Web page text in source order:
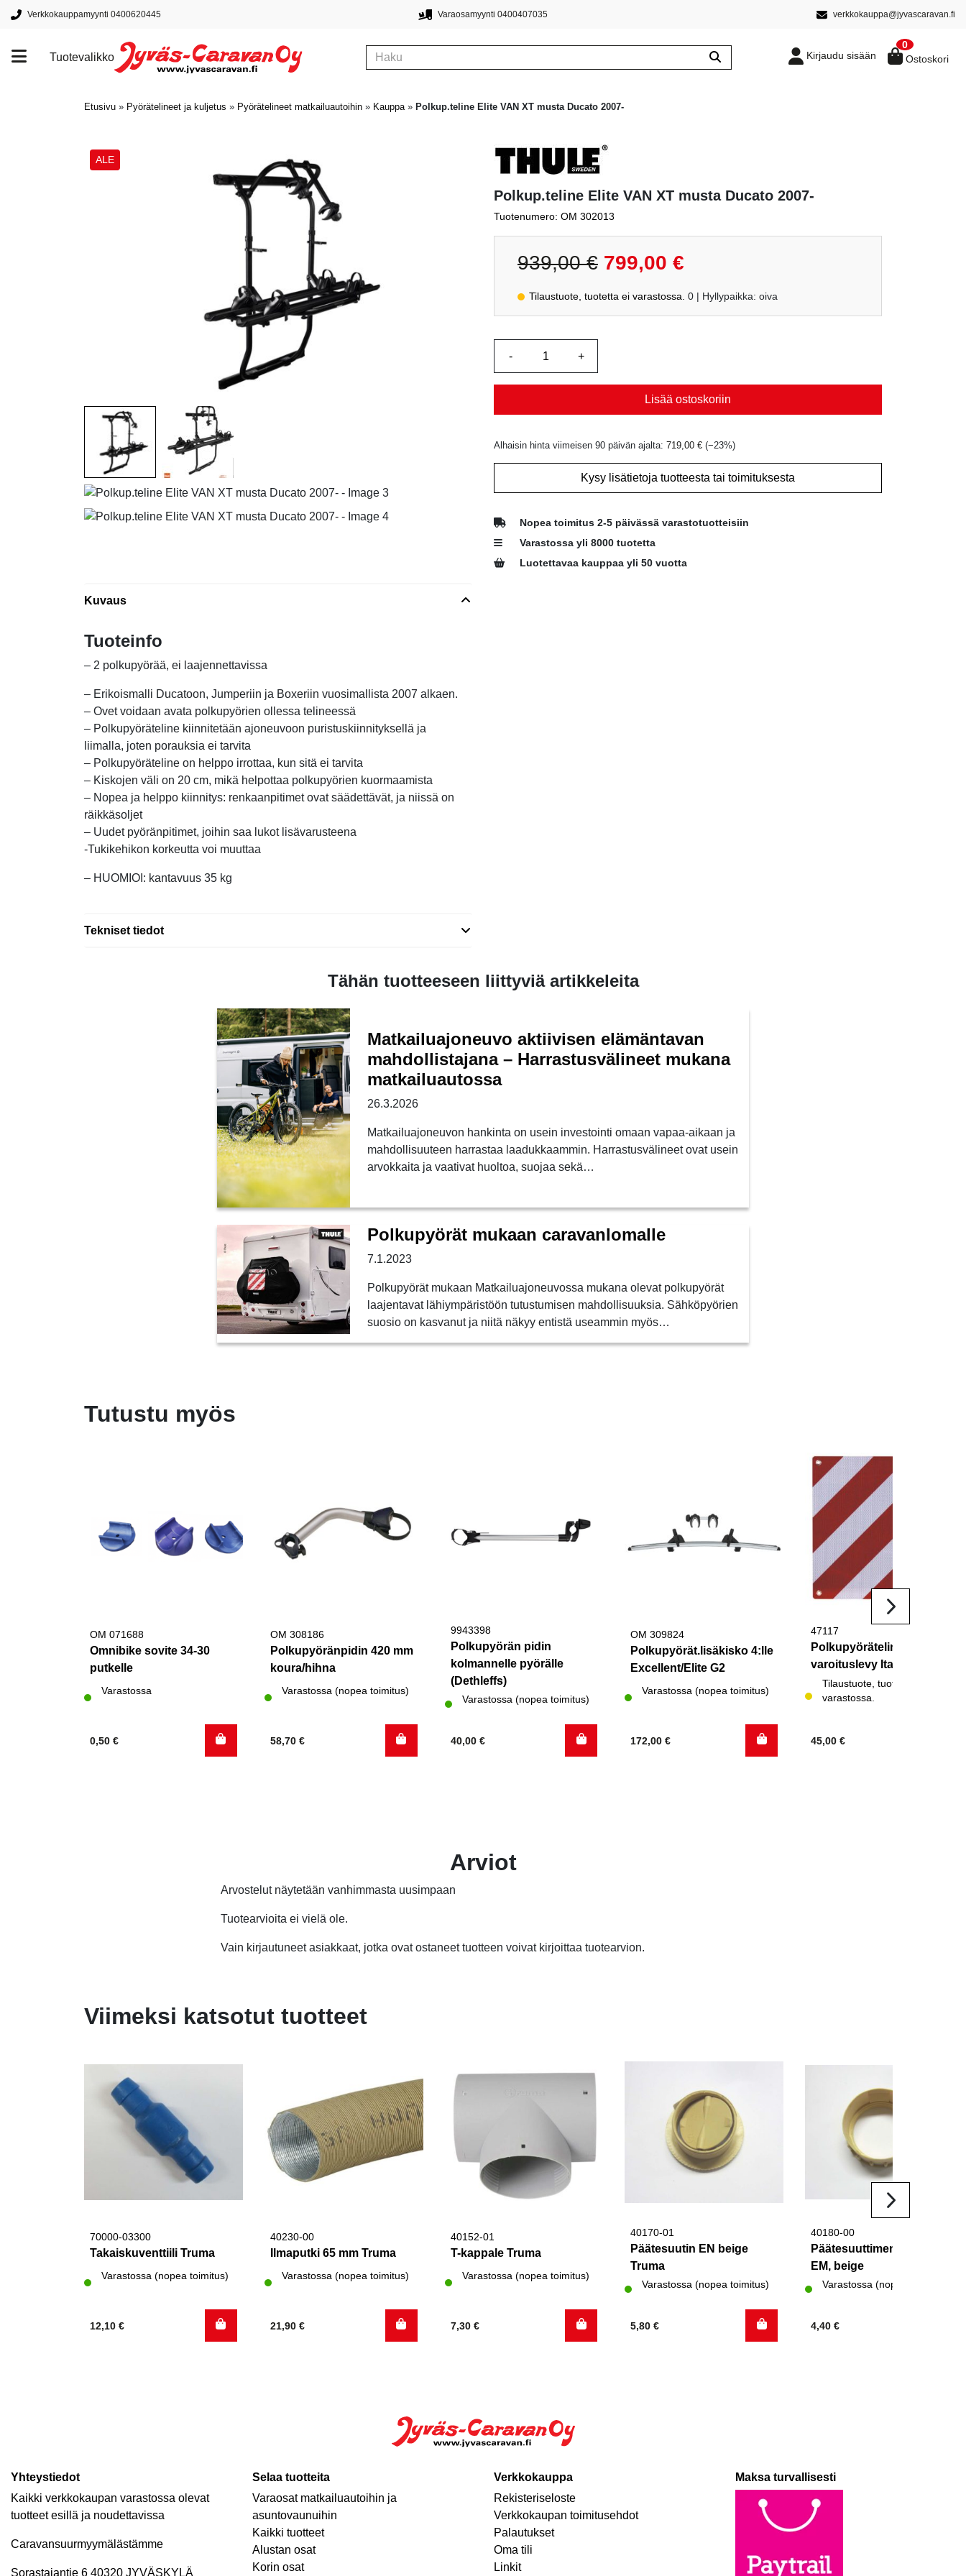
Verkkokauppamyynti 0400620445 Varaosamyynti 0400407035 verkkokauppa@jyvascaravan.fi
Tuotevalikko Kirjaudu sisään
0
Ostoskori
Etusivu » Pyörätelineet ja kuljetus » Pyörätelineet matkailuautoihin » Kauppa» Polkup.teline Elite VAN XT musta Ducato 2007-
ALE
Kuvaus
Tuoteinfo
– 2 polkupyörää, ei laajennettavissa
– Erikoismalli Ducatoon, Jumperiin ja Boxeriin vuosimallista 2007 alkaen.
– Ovet voidaan avata polkupyörien ollessa telineessä
– Polkupyöräteline kiinnitetään ajoneuvoon puristuskiinnityksellä ja
liimalla, joten porauksia ei tarvita
– Polkupyöräteline on helppo irrottaa, kun sitä ei tarvita
– Kiskojen väli on 20 cm, mikä helpottaa polkupyörien kuormaamista
– Nopea ja helppo kiinnitys: renkaanpitimet ovat säädettävät, ja niissä on
räikkäsoljet
– Uudet pyöränpitimet, joihin saa lukot lisävarusteena
-Tukikehikon korkeutta voi muuttaa
– HUOMIOI: kantavuus 35 kg
Tekniset tiedot
Polkup.teline Elite VAN XT musta Ducato 2007-
Tuotenumero: OM 302013
939,00€ Alkuperäinen
hinta
799,00 €
on:
Tilaustuote, tuotetta ei varastossa. 0 | Hyllypaikka: oiva
Lisää ostoskoriin
Alhaisin hinta viimeisen 90 päivän ajalta: 719,00 € (−23%)
Kysy lisätietoja tuotteesta tai toimituksesta
Nopea toimitus 2-5 päivässä varastotuotteisiin
Varastossa yli 8000 tuotetta
Luotettavaa kauppaa yli 50 vuotta
Tähän tuotteeseen liittyviä artikkeleita
Matkailuajoneuvo aktiivisen elämäntavan
mahdollistajana – Harrastusvälineet mukana
matkailuautossa
26.3.2026
Matkailuajoneuvon hankinta on usein investointi omaan vapaa-aikaan ja
mahdollisuuteen harrastaa laadukkaammin. Harrastusvälineet ovat usein
arvokkaita ja vaativat huoltoa, suojaa sekä…
Polkupyörät mukaan caravanlomalle
7.1.2023
Polkupyörät mukaan Matkailuajoneuvossa mukana olevat polkupyörät
laajentavat lähiympäristöön tutustumisen mahdollisuuksia. Sähköpyörien
suosio on kasvanut ja niitä näkyy entistä useammin myös…
Tutustu myös
OM 071688
Omnibike sovite 34-30
putkelle
Varastossa
0,50 €
OM 308186
Polkupyöränpidin 420 mm
koura/hihna
Varastossa (nopea toimitus)
58,70 €
9943398
Polkupyörän pidin
kolmannelle pyörälle
(Dethleffs)
Varastossa (nopea toimitus)
40,00 €
OM 309824
Polkupyörät.lisäkisko 4:lle
Excellent/Elite G2
Varastossa (nopea toimitus)
172,00€
47117
Polkupyörätelineen
varoituslevy Italia
Tilaustuote, tuotetta ei
varastossa.
45,00€
Arviot
Arvostelut näytetään vanhimmasta uusimpaan
Tuotearvioita ei vielä ole.
Vain kirjautuneet asiakkaat, jotka ovat ostaneet tuotteen voivat kirjoittaa tuotearvion.
Viimeksi katsotut tuotteet
70000-03300
Takaiskuventtiili Truma
Varastossa (nopea toimitus)
12,10 €
40230-00
Ilmaputki 65 mm Truma
Varastossa (nopea toimitus)
21,90 €
40152-01
T-kappale Truma
Varastossa (nopea toimitus)
7,30 €
40170-01
Päätesuutin EN beige
Truma
Varastossa (nopea toimitus)
5,80€
40180-00
Päätesuuttimen mutteri
EM, beige
Varastossa (nopea toimitus)
4,40€
Yhteystiedot
Kaikki verkkokaupan varastossa olevat
tuotteet esillä ja noudettavissa
Caravansuurmyymälästämme
Sorastajantie 6 40320 JYVÄSKYLÄ
Selaa tuotteita
Varaosat matkailuautoihin ja
asuntovaunuihin
Kaikki tuotteet
Alustan osat
Korin osat
Verkkokauppa
Rekisteriseloste
Verkkokaupan toimitusehdot
Palautukset
Oma tili
Linkit
Maksa turvallisesti